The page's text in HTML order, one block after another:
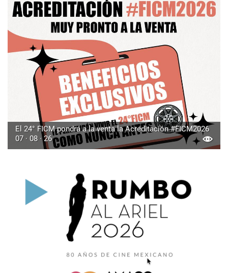
El 24° FICM pondrá a la venta la Acreditación #FICM2026
07 · 08 · 26